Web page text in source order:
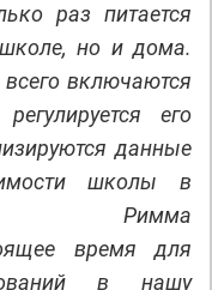
раз питается
но и дома.
включаются
его
данные
школы в
Римма
время для
в нашу